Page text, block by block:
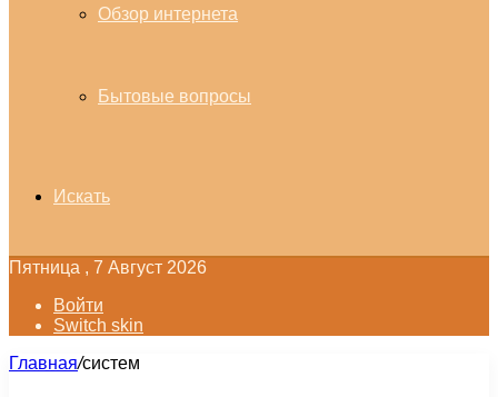
Обзор интернета
Бытовые вопросы
Искать
Пятница , 7 Август 2026
Войти
Switch skin
Главная/систем